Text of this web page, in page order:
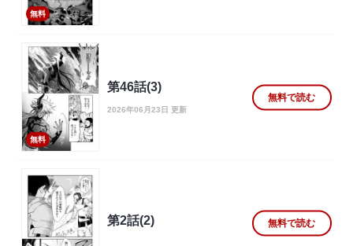
無料
無料
第46話(3)
2026年06月23日 更新
無料で読む
第2話(2) 無料で読む